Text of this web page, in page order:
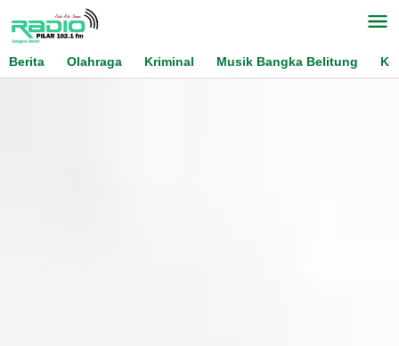
content
Berita
Olahraga Kriminal Musik Bangka Belitung